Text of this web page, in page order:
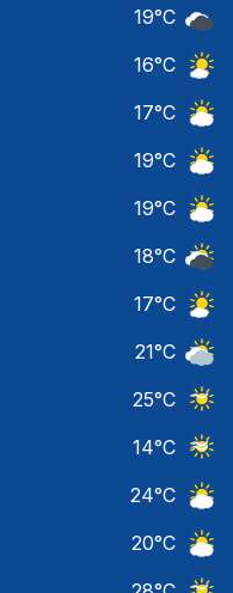
19°C
16°C
17°C
19°C
19°C
18°C
17°C
21°C
25°C
14°C
24°C
20°C